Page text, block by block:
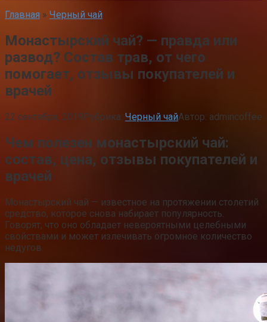
Главная » Черный чай
Монастырский чай? — правда или
развод? Состав трав, от чего
помогает, отзывы покупателей и
врачей
22 сентября, 2019Рубрика: Черный чайАвтор: admincoffee
Чем полезен монастырский чай:
состав, цена, отзывы покупателей и
врачей
Монастырский чай — известное на протяжении столетий
средство, которое снова набирает популярность.
Говорят, что оно обладает невероятными целебными
свойствами и может излечивать огромное количество
недугов.